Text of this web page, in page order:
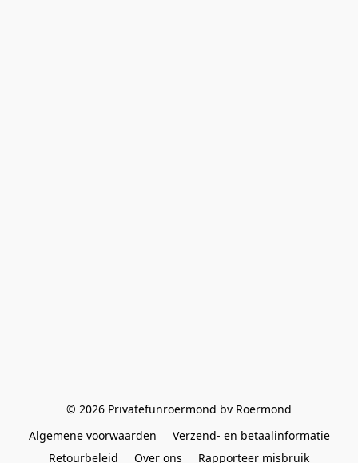
© 2026 Privatefunroermond bv Roermond
Algemene voorwaarden
Verzend- en betaalinformatie
Retourbeleid
Over ons Rapporteer misbruik